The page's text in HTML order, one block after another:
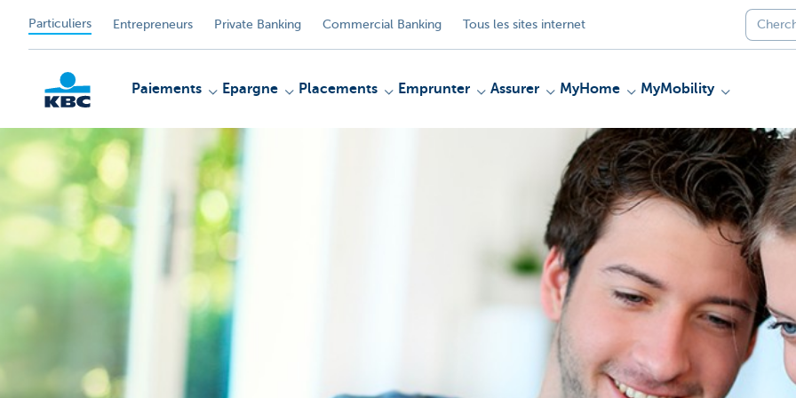
Particuliers Entrepreneurs Private Banking Commercial Banking Tous les sites internet
Particulieren
Paiements Epargne Placements Emprunter Assurer MyHome MyMobility